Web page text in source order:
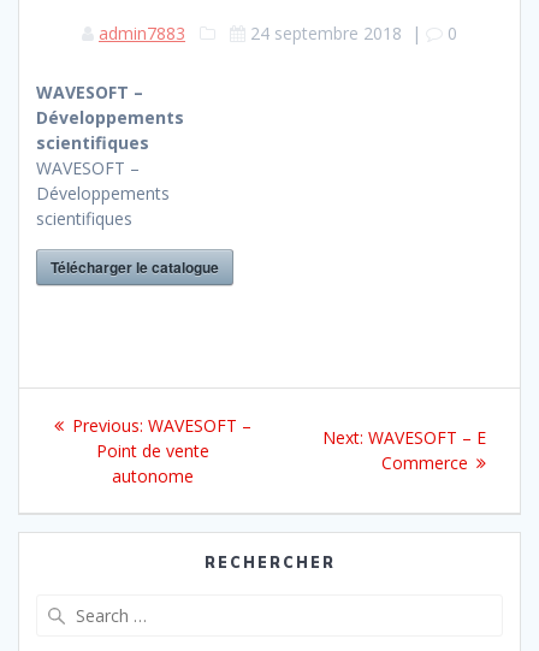
admin7883 24 septembre 2018 | 0
WAVESOFT –
Développements
scientifiques
WAVESOFT –
Développements
scientifiques
Télécharger le catalogue
Navigation
l’article
Previous: Previous
post:
WAVESOFT –
Point de vente
autonome
Next: Next
post:
WAVESOFT – E
Commerce
RECHERCHER